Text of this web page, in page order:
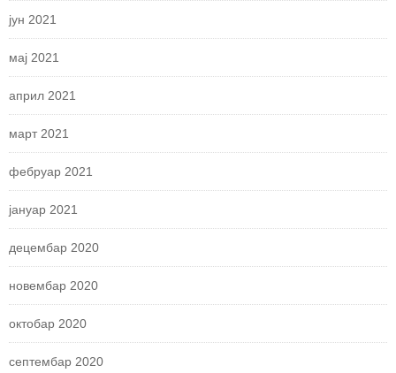
јун 2021
мај 2021
април 2021
март 2021
фебруар 2021
јануар 2021
децембар 2020
новембар 2020
октобар 2020
септембар 2020